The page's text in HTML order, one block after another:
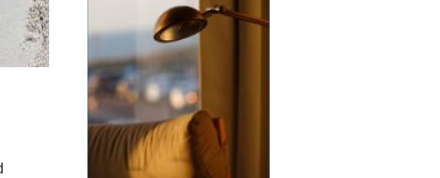
direkt. I en sådan
situation spelar en
brottmålsadvokat en
avgö...